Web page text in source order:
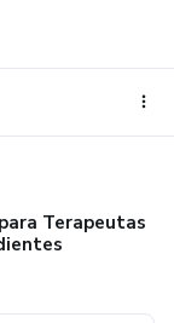
Terapeutas